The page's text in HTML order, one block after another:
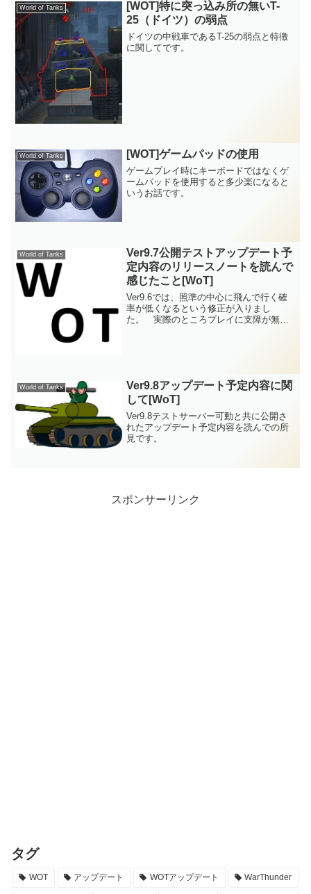
World of Tanks
[WOT]特に突っ込み所の無いT-
25（ドイツ）の弱点
ドイツの中戦車であるT-25の弱点と特徴
に関してです。
World of Tanks [WOT]ゲームパッドの使用
ゲームプレイ時にキーボードではなくゲ
ームパッドを使用すると多少楽になると
いうお話です。
World of Tanks
Ver9.7公開テストアップデート予
定内容のリリースノートを読んで
感じたこと[WoT]
Ver9.6では、照準の中心に飛んで行く確
率が低くなるという修正が入りまし
た。 実際のところプレイに支障が無い
World of Tanks
Ver9.8アップデート予定内容に関
して[WoT]
Ver9.8テストサーバー可動と共に公開さ
れたアップデート予定内容を読んでの所
見です。
スポンサーリンク
タグ
WOT アップデート WOTアップデート WarThunder